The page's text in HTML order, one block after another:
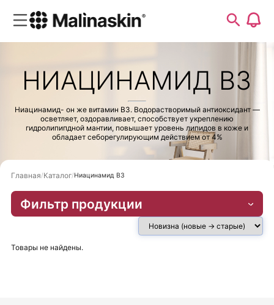
НИАЦИНАМИД В3
Ниацинамид- он же витамин В3. Водорастворимый антиоксидант —
осветляет, оздоравливает, способствует укреплению
гидролипипдной мантии, повышает уровень липидов в коже и
обладает себорегулирующим действием от 4%
Главная Каталог Ниацинамид В3
Фильтр продукции
Товары не найдены.